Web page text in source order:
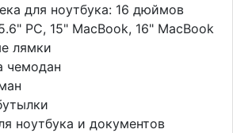
для ноутбука: 16 дюймов
PC, 15" MacBook, 16" MacBook
лямки
чемодан
ноутбука и документов